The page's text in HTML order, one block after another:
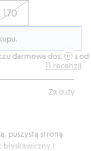
170
darmowa dostawa od
Za duży
11 recenzji
puszystą stroną
i